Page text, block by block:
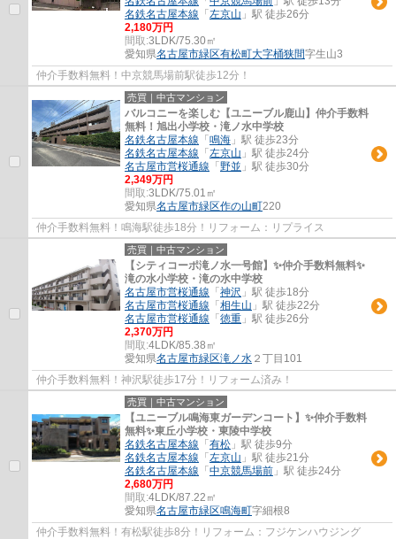
名鉄名古屋本線 「 左京山 」駅 徒歩26分
2,180万円
間取:3LDK/75.30㎡
愛知県名古屋市緑区有松町大字桶狭間字生山3
仲介手数料無料！中京競馬場前駅徒歩12分！
売買｜中古マンション
バルコニーを楽しむ【ユニーブル鹿山】仲介手数料
無料！旭出小学校・滝ノ水中学校
名鉄名古屋本線 「 鳴海 」駅 徒歩23分
名鉄名古屋本線 「 左京山 」駅 徒歩24分
名古屋市営桜通線 「 野並 」駅 徒歩30分
2,349万円
間取:3LDK/75.01㎡
愛知県名古屋市緑区作の山町220
仲介手数料無料！鳴海駅徒歩18分！リフォーム：リプライス
売買｜中古マンション
【シティコーポ滝ノ水一号館】✨️仲介手数料無料✨️
滝の水小学校・滝の水中学校
名古屋市営桜通線 「 神沢 」駅 徒歩18分
名古屋市営桜通線 「 相生山 」駅 徒歩22分
名古屋市営桜通線 「 徳重 」駅 徒歩26分
2,370万円
間取:4LDK/85.38㎡
愛知県名古屋市緑区滝ノ水 ２丁目101
仲介手数料無料！神沢駅徒歩17分！リフォーム済み！
売買｜中古マンション
【ユニーブル鳴海東ガーデンコート】✨️仲介手数料
無料✨️東丘小学校・東陵中学校
名鉄名古屋本線 「 有松 」駅 徒歩9分
名鉄名古屋本線 「 左京山 」駅 徒歩21分
名鉄名古屋本線 「 中京競馬場前 」駅 徒歩24分
2,680万円
間取:4LDK/87.22㎡
愛知県名古屋市緑区鳴海町字細根8
仲介手数料無料！有松駅徒歩8分！リフォーム：フジケンハウジング